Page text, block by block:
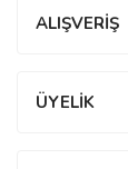
ALIŞVERİŞ
ÜYELİK